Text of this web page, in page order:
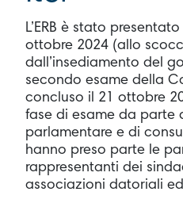
L’ERB è stato
ottobre 2024 (allo
dall’insediamento del
secondo esame della
concluso il 21 ottobre
fase di esame da parte
parlamentare e di
hanno preso parte le
rappresentanti dei
associazioni datoriali